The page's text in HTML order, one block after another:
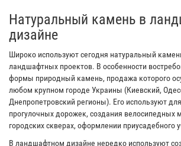
Натуральный камень в
дизайне
Широко используют сегодня натуральный
ландшафтных проектов. В особенности
формы природный камень, продажа которого
любом крупном городе Украины (Киевский,
Днепропетровский регионы). Его используют
прогулочных дорожек, создания велосипедных
городских скверах, оформлении приусадебного
В ландшафтном дизайне нередко используют